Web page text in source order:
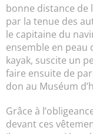
bonne distance de
par la tenue des
le capitaine du
ensemble en peau
kayak, suscite un
faire ensuite de
don au Muséum
Grâce à
devant ces